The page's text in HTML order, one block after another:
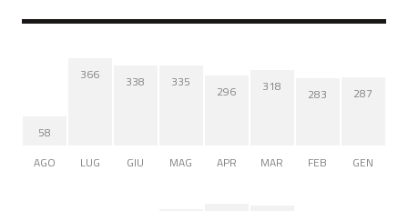
58
AGO
366
LUG
338
GIU
335
MAG
296
APR
318
MAR
283
FEB
287
GEN